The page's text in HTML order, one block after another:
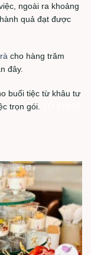
ngoài ra khoảng
quả đạt được
cho hàng trăm
đây.
buổi tiệc từ khâu tư
trọn gói.